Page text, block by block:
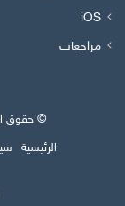
iOS
مراجعات
© حقوق الطبع
الرئيسية